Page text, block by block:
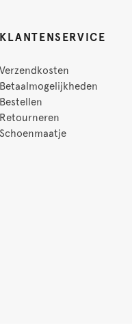
KLANTENSERVICE
Verzendkosten
Betaalmogelijkheden
Bestellen
Retourneren
Schoenmaatje